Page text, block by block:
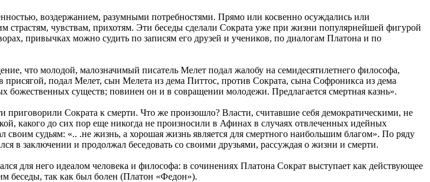
воздержанием, разумными потребностями. Прямо или косвенно осуждались или
страстям, чувствам, прихотям. Эти беседы сделали Сократа уже при жизни популярнейшей фигурой
привычках можно судить по записям его друзей и учеников, по диалогам Платона и по
что молодой, малозначимый писатель Мелет подал жалобу на семидесятилетнего философа,
подал Мелет, сын Мелета из дема Питтос, против Сократа, сына Софроникса из дема
существ; повинен он и в совращении молодежи. Предлагается смертная казнь».
приговорили Сократа к смерти. Что же произошло? Власти, считавшие себя демократическими, не
какого до сих пор еще никогда не произносили в Афинах в случаях отвлеченных идейных
судьям: «.. .не жизнь, а хорошая жизнь является для смертного наибольшим благом». По ряду
в заключении и продолжал беседовать со своими друзьями, рассуждая о жизни и смерти.
для него идеалом человека и философа: в сочинениях Платона Сократ выступает как действующее
беседы, так как был болен (Платон «Федон»).